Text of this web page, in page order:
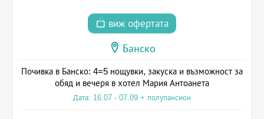
виж офертата
Банско
Почивка в Банско: 4=5 нощувки, закуска и възможност за
обяд и вечеря в хотел Мария Антоанета
Дата: 16.07 - 07.09 + полупансион